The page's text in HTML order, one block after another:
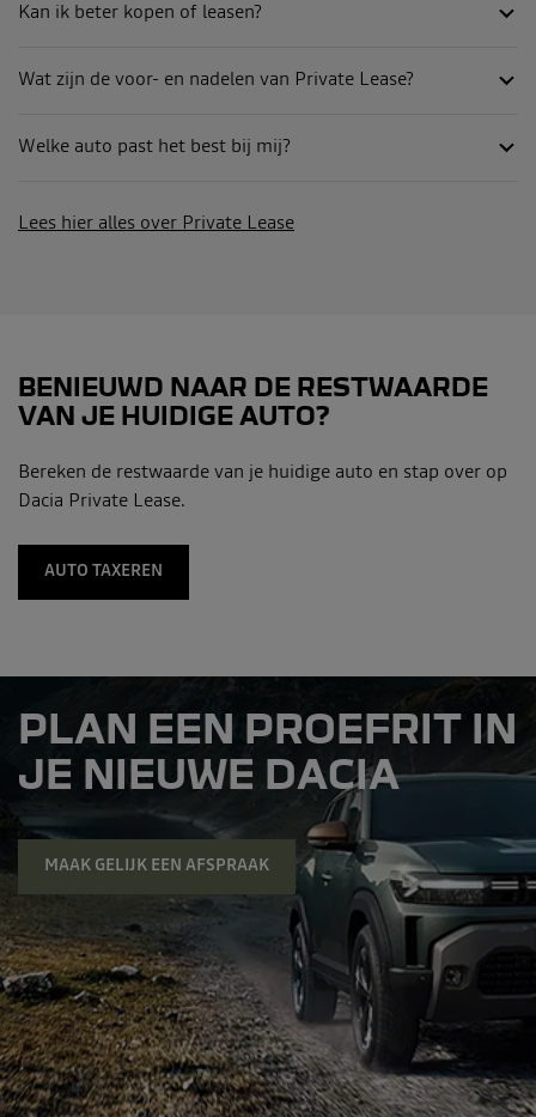
Kan ik beter kopen of leasen?
Wat zijn de voor- en nadelen van Private Lease?
Welke auto past het best bij mij?
Lees hier alles over Private Lease
BENIEUWD NAAR DE RESTWAARDE
VAN JE HUIDIGE AUTO?
Bereken de restwaarde van je huidige auto en stap over op
Dacia Private Lease.
AUTO TAXEREN
PLAN EEN PROEFRIT IN
JE NIEUWE DACIA
MAAK GELIJK EEN AFSPRAAK